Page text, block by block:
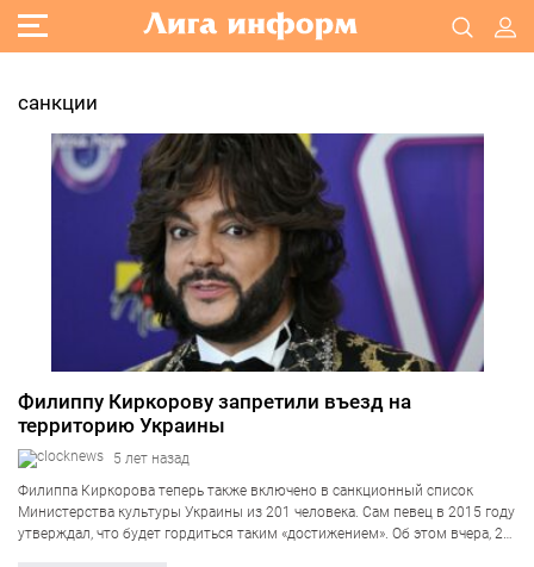
санкции
Филиппу Киркорову запретили въезд на
территорию Украины
5 лет назад
Филиппа Киркорова теперь также включено в санкционный список
Министерства культуры Украины из 201 человека. Сам певец в 2015 году
утверждал, что будет гордиться таким «достижением». Об этом вчера, 23